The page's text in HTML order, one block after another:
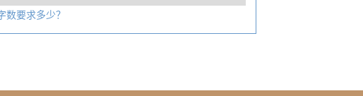
要求多少？